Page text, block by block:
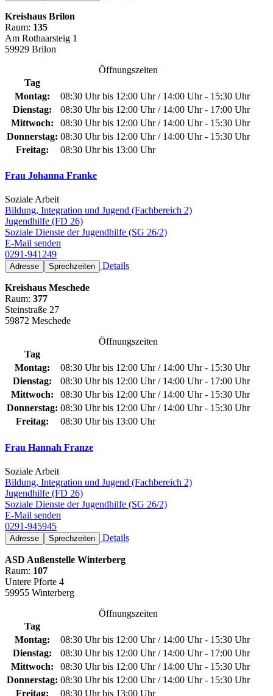
Kreishaus Brilon
Raum: 135
Am Rothaarsteig 1
59929 Brilon
Öffnungszeiten
Tag
Montag:
08:30 Uhr bis 12:00 Uhr / 14:00 Uhr - 15:30 Uhr
Dienstag:
08:30 Uhr bis 12:00 Uhr / 14:00 Uhr - 17:00 Uhr
Mittwoch:
08:30 Uhr bis 12:00 Uhr / 14:00 Uhr - 15:30 Uhr
Donnerstag: 08:30 Uhr bis 12:00 Uhr / 14:00 Uhr - 15:30 Uhr
Freitag:
08:30 Uhr bis 13:00 Uhr
Frau Johanna Franke
Soziale Arbeit
Bildung, Integration und Jugend (Fachbereich 2)
Jugendhilfe (FD 26)
Soziale Dienste der Jugendhilfe (SG 26/2)
E-Mail senden
0291-941249
Adresse Sprechzeiten Details
Kreishaus Meschede
Raum: 377
Steinstraße 27
59872 Meschede
Öffnungszeiten
Tag
Montag:
08:30 Uhr bis 12:00 Uhr / 14:00 Uhr - 15:30 Uhr
Dienstag:
08:30 Uhr bis 12:00 Uhr / 14:00 Uhr - 17:00 Uhr
Mittwoch:
08:30 Uhr bis 12:00 Uhr / 14:00 Uhr - 15:30 Uhr
Donnerstag: 08:30 Uhr bis 12:00 Uhr / 14:00 Uhr - 15:30 Uhr
Freitag:
08:30 Uhr bis 13:00 Uhr
Frau Hannah Franze
Soziale Arbeit
Bildung, Integration und Jugend (Fachbereich 2)
Jugendhilfe (FD 26)
Soziale Dienste der Jugendhilfe (SG 26/2)
E-Mail senden
0291-945945
Adresse Sprechzeiten Details
ASD Außenstelle Winterberg
Raum: 107
Untere Pforte 4
59955 Winterberg
Öffnungszeiten
Tag
Montag:
08:30 Uhr bis 12:00 Uhr / 14:00 Uhr - 15:30 Uhr
Dienstag:
08:30 Uhr bis 12:00 Uhr / 14:00 Uhr - 17:00 Uhr
Mittwoch:
08:30 Uhr bis 12:00 Uhr / 14:00 Uhr - 15:30 Uhr
Donnerstag: 08:30 Uhr bis 12:00 Uhr / 14:00 Uhr - 15:30 Uhr
Freitag:
08:30 Uhr bis 13:00 Uhr